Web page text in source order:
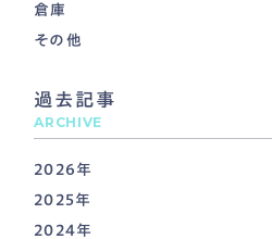
倉庫
その他
過去記事
ARCHIVE
2026年
2025年
2024年